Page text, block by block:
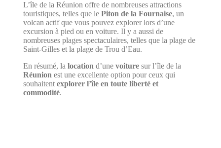
L’île de la Réunion offre de nombreuses attractions
touristiques, telles que le Piton de la Fournaise, un
volcan actif que vous pouvez explorer lors d’une
excursion à pied ou en voiture. Il y a aussi de
nombreuses plages spectaculaires, telles que la plage de
Saint-Gilles et la plage de Trou d’Eau.
En résumé, la location d’unevoituresur l’île de la
Réunion est une excellente option pour ceux qui
souhaitent explorer l’île en toute liberté et
commodité.